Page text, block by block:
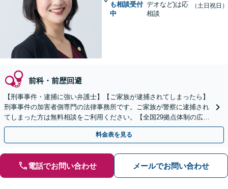
も相談受付
中
デオなど)は応
相談
（土日祝日）
前科・前歴回避
【刑事事件・逮捕に強い弁護士】【ご家族が逮捕されてしまったら】
刑事事件の加害者側専門の法律事務所です。ご家族が警察に逮捕され
てしまった方は無料相談をご利用ください。【全国29拠点体制の広域
対応】【弁護士待機中/当日中の電話相談可(予約制)】
料金表を見る
電話でお問い合わせ メールでお問い合わせ